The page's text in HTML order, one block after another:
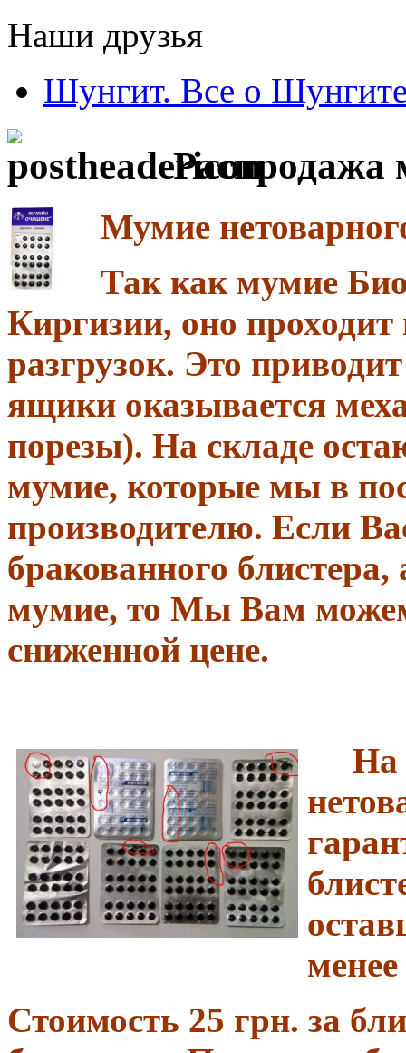
Наши друзья
Шунгит. Все о
Распродажа
Мумие
Так как мумие
Киргизии, оно проходит
разгрузок. Это
ящики оказывается
порезы). На складе
мумие, которые мы в
производителю. Если
бракованного блистера,
мумие, то Мы Вам
сниженной цене.
На
Стоимость 25 грн. за